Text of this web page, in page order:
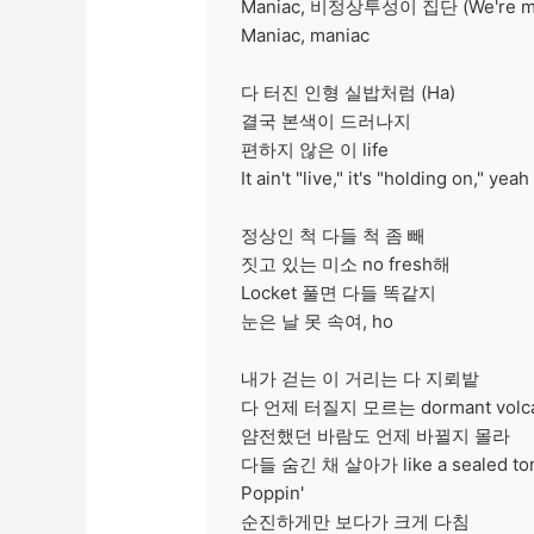
Maniac, 비정상투성이 집단 (We're
Maniac, maniac
다 터진 인형 실밥처럼 (Ha)
결국 본색이 드러나지
편하지 않은 이 life
It ain't "live," it's "holding on," yeah
정상인 척 다들 척 좀 빼
짓고 있는 미소 no fresh해
Locket 풀면 다들 똑같지
눈은 날 못 속여, ho
내가 걷는 이 거리는 다 지뢰밭
다 언제 터질지 모르는 dormant
얌전했던 바람도 언제 바뀔지 몰라
다들 숨긴 채 살아가 like a sealed
Poppin'
순진하게만 보다가 크게 다침